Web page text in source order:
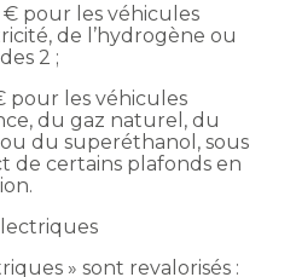
€ pour les véhicules
de l’hydrogène ou
2 ;
pour les véhicules
du gaz naturel, du
ou du superéthanol, sous
de certains plafonds en
» sont revalorisés :